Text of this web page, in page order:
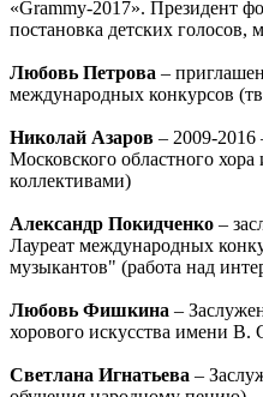
«Grammy-2017». Президент
постановка детских
Любовь Петрова –
международных конкурсов
Николай Азаров – 2009-2016
Московского областного
коллективами)
Александр Покидченко –
Лауреат международных
музыкантов" (работа над
Любовь Фишкина –
хорового искусства имени В.
Светлана Игнатьева –